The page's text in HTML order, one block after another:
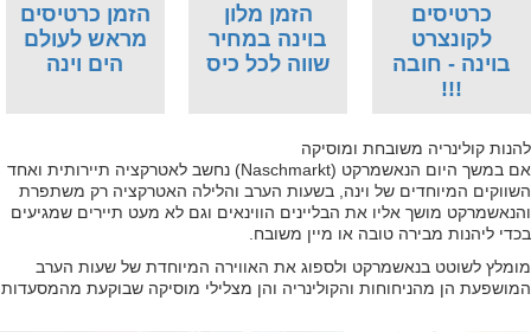
כרטיסים
לקונצרט
בוינה - חובה
!!!
הזמן מלון
בוינה במחיר
שווה לכל כיס
הזמן כרטיסים
מראש לעולם
הים וינה
להנות קולינריה משובחת ומוסיקה
אם במשך היום הנאשמרקט (Naschmarkt) נחשב לאטרקציה תיירותית ואחד
השווקים המיוחדים של וינה, בשעות הערב והלילה האטרקציה רק משתפרת
והנאשמרקט מושך אליו את הבליינים הווינאים וגם לא מעט תיירים שמגיעים
בכדי ליהנות מבירה טובה או מיין משובח.
מומלץ לשוטט בנאשמרקט ולספוג את האווירה המיוחדת של שעות הערב
המושפעת הן מהניחוחות והקולינריה והן מצלילי מוסיקה שבוקעת מהמסעדות